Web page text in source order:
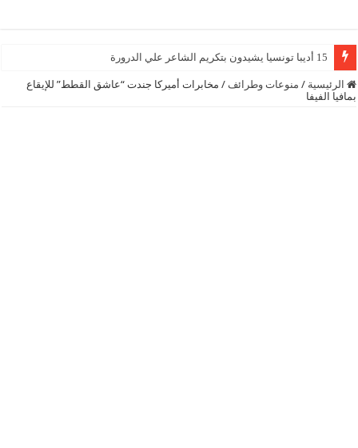
15 أديبا تونسيا يشيدون بتكريم الشاعر علي الدرورة
الرئيسية / منوعات وطرائف / مخابرات أميركا جندت “عاشق القطط” للإيقاع
بمافيا الفيفا